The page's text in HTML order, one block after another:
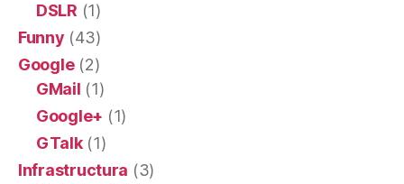
DSLR (1)
Funny (43)
Google(2)
GMail (1)
Google+ (1)
GTalk(1)
Infrastructura (3)